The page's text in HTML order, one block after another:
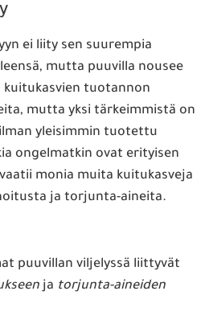
ei liity sen suurempia
mutta puuvilla nousee
kuitukasvien tuotannon
mutta yksi tärkeimmistä on
yleisimmin tuotettu
ongelmatkin ovat erityisen
monia muita kuitukasveja
ja torjunta-aineita.
puuvillan viljelyssä liittyvät
ja torjunta-aineiden